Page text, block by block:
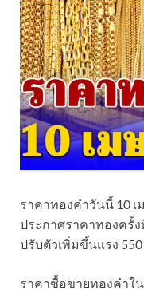
ราคาทองคำวันนี้ 10
ประกาศราคาทองครั้ง
ปรับตัวเพิ่มขึ้นแรง
ราคาซื้อขายทองคําใ